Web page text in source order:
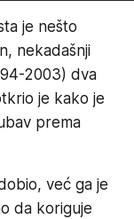
je nešto
nekadašnji
2003) dva
je kako je
prema
već ga je
da koriguje